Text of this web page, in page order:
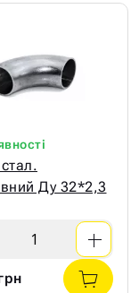
стал.
Ду 32*2,3